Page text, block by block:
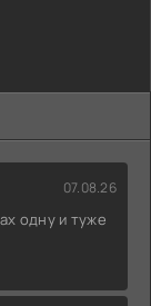
07.08.26
одну и туже